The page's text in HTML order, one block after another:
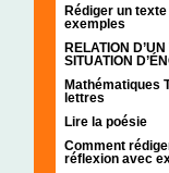
Rédiger un
exemples
RELATION
SITUATION
Mathématiques
lettres
Lire la poésie
Comment
réflexion avec